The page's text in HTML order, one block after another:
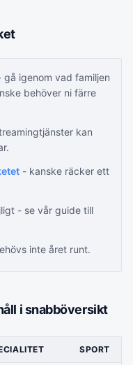
gå igenom vad familjen
behöver ni färre
kan
- kanske räcker ett
- se vår guide till
inte året runt.
i snabböversikt
SPORT